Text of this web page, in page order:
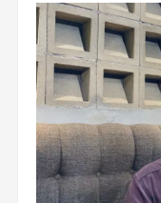
Muda
dan
Budaya
Lokal:
Dukung
NOVO
Club
di
Kalbar